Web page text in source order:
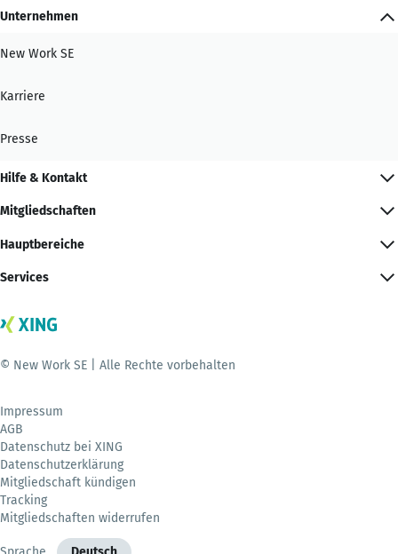
Unternehmen
New Work SE
Karriere
Presse
Hilfe & Kontakt
Mitgliedschaften
Hauptbereiche
Services
© New Work SE | Alle Rechte vorbehalten
Impressum
AGB
Datenschutz bei XING
Datenschutzerklärung
Mitgliedschaft kündigen
Tracking
Mitgliedschaften widerrufen